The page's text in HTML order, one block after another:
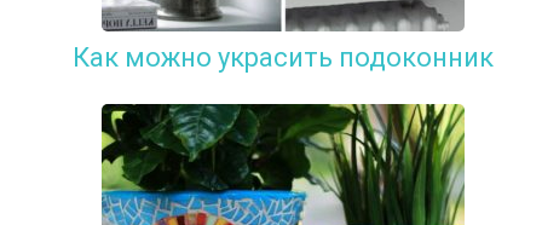
Как можно украсить подоконник